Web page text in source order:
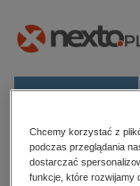
E-prasa
Kategorie
Zobacz wszystkie
Strona główna
Chcemy korzystać z
podczas przeglądania
dostarczać
funkcje, które rozwijamy